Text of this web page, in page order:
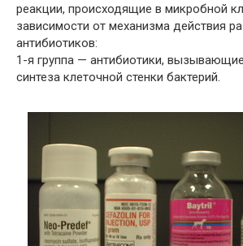
реакции, происходящие в микробной
зависимости от механизма действия
антибиотиков:
1-я группа — антибиотики,
синтеза клеточной стенки бактерий.